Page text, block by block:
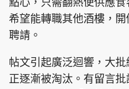
點心，只需翻熱便供應
希望能轉職其他酒樓，
聘請。
帖文引起廣泛迴響，大
正逐漸被淘汰。有留言